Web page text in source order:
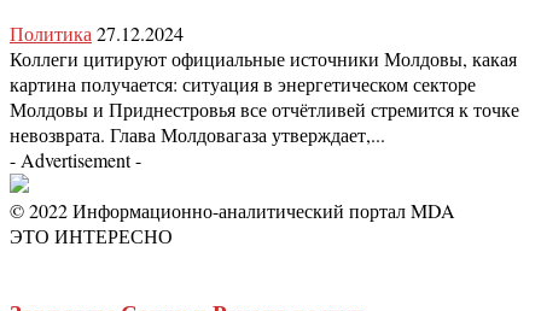
Политика 27.12.2024
Коллеги цитируют официальные источники Молдовы, какая
картина получается: ситуация в энергетическом секторе
Молдовы и Приднестровья все отчётливей стремится к точке
невозврата. Глава Молдовагаза утверждает,...
- Advertisement -
© 2022 Информационно-аналитический портал MDA
ЭТО ИНТЕРЕСНО